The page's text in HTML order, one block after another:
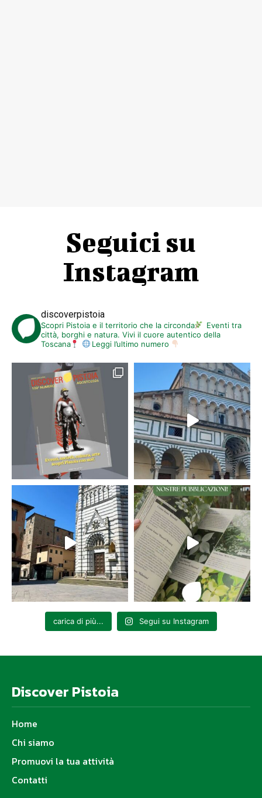
Seguici su
Instagram
discoverpistoia
Scopri Pistoia e il territorio che la circonda
Eventi tra
città, borghi e natura. Vivi il cuore autentico della
Toscana
Leggi l’ultimo numero
carica di più... Segui su Instagram
Discover Pistoia
Home
Chi siamo
Promuovi la tua attività
Contatti